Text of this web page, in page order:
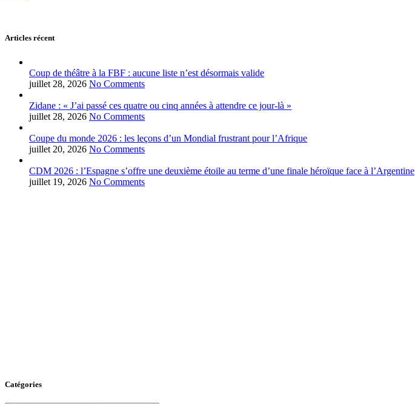
Articles récent
Coup de théâtre à la FBF : aucune liste n’est désormais valide
juillet 28, 2026 No Comments
Zidane : « J’ai passé ces quatre ou cinq années à attendre ce jour-là »
juillet 28, 2026 No Comments
Coupe du monde 2026 : les leçons d’un Mondial frustrant pour l’Afrique
juillet 20, 2026 No Comments
CDM 2026 : l’Espagne s’offre une deuxième étoile au terme d’une finale héroïque face à l’Argentine
juillet 19, 2026 No Comments
Catégories